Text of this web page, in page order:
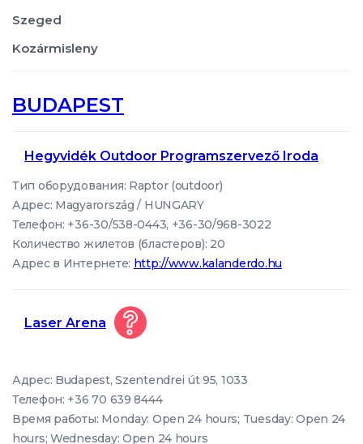
Szeged
Kozármisleny
BUDAPEST
Hegyvidék Outdoor Programszervező Iroda
Тип оборудования: Raptor (outdoor)
Адрес: Magyarország / HUNGARY
Телефон: +36-30/538-0443, +36-30/968-3022
Количество жилетов (бластеров): 20
Адрес в Интернете: http://www.kalanderdo.hu
Laser Arena
Адрес: Budapest, Szentendrei út 95, 1033
Телефон: +36 70 639 8444
Время работы: Monday: Open 24 hours; Tuesday: Open 24
hours; Wednesday: Open 24 hours